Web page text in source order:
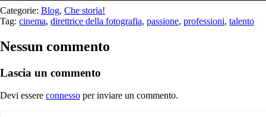
Categorie: Blog, Che storia!
Tag: cinema, direttrice della fotografia, passione, professioni, talento
Nessun commento
Lascia un commento
Devi essere connesso per inviare un commento.